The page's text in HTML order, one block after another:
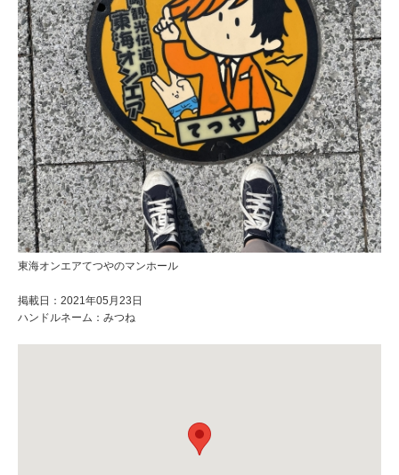
東海オンエアてつやのマンホール
掲載日：2021年05月23日
ハンドルネーム：みつね